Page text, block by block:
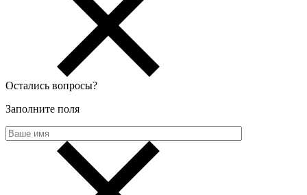
Остались вопросы?
Заполните поля